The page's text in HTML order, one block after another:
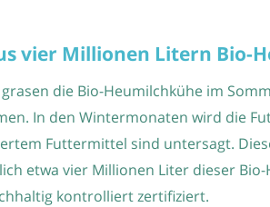
vier Millionen Litern Bio-
die Bio-Heumilchkühe im
In den Wintermonaten wird die
Futtermittel sind untersagt.
etwa vier Millionen Liter dieser
kontrolliert zertifiziert.